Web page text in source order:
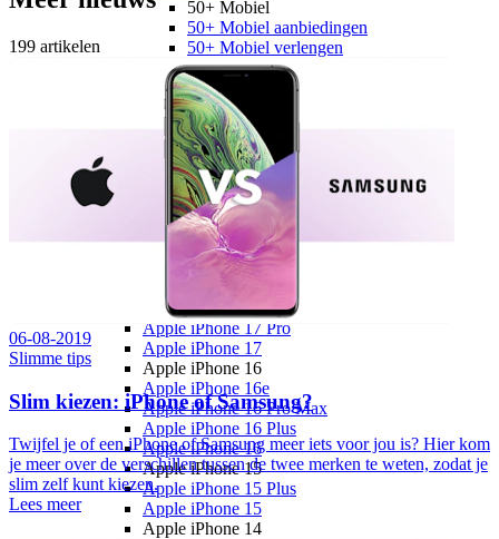
50+ Mobiel
50+ Mobiel aanbiedingen
50+ Mobiel verlengen
Youfone
Youfone
Youfone aanbiedingen
Youfone verlengen
Alle telefoons
Alle aanbiedingen
Merken
Apple
Apple iPhone 17
Alle Apple iPhone 17
Apple iPhone Air
Apple iPhone 17e
Apple iPhone 17 Pro Max
Apple iPhone 17 Pro
Apple iPhone 17
Apple iPhone 16
Apple iPhone 16e
Apple iPhone 16 Pro Max
Apple iPhone 16 Plus
Apple iPhone 16
Apple iPhone 15
Apple iPhone 15 Plus
Apple iPhone 15
Apple iPhone 14
199 artikelen
06-08-2019
Slimme tips
Slim kiezen: iPhone of Samsung?
Twijfel je of een iPhone of Samsung meer iets voor jou is? Hier kom
je meer over de verschillen tussen de twee merken te weten, zodat je
slim zelf kunt kiezen.
Lees meer